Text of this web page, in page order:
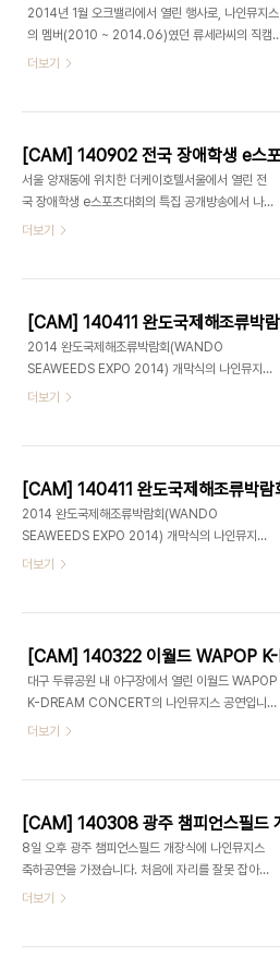
2014년 1월 오크밸리에서 열린 행사로, 나인뮤지스
의 멤버(2010 ~ 2014.06)였던 류세라씨의 직캠
입니다.묵혀두기 아까워서 게시합니다. 1. 글루
더보기
서울 양재동에 위치한 더케이호텔서울에서 열린 전
국 장애학생 e스포츠대회의 특집 공개방송에서 나인
뮤지스의 공연이 있었습니다. 1. 나인뮤지스(경리) -
더보기
2014 완도국제해조류박람회(WANDO
SEAWEEDS EXPO 2014) 개막식의 나인뮤지스
공연 가로캠입니다. 한달이 좀 넘은 행사인데 작업이
더보기
2014 완도국제해조류박람회(WANDO
SEAWEEDS EXPO 2014) 개막식의 나인뮤지스
공연입니다. 1. 나인뮤지스(세라) - "글루(GLUE)"
더보기
대구 두류공원 내 야구장에서 열린 이월드 WAPOP
K-DREAM CONCERT의 나인뮤지스 공연입니다.
1. 나인뮤지스(세라) - "글루(GLUE)" 2. 나인뮤지
더보기
8일 오후 광주 챔피언스필드 개장식에 나인뮤지스
축하공연을 가졌습니다. 처음에 자리를 잘못 잡아서
아쉬웠네요 ㅠㅠ 나인뮤지스(혜미) - GLUE 나인뮤
더보기